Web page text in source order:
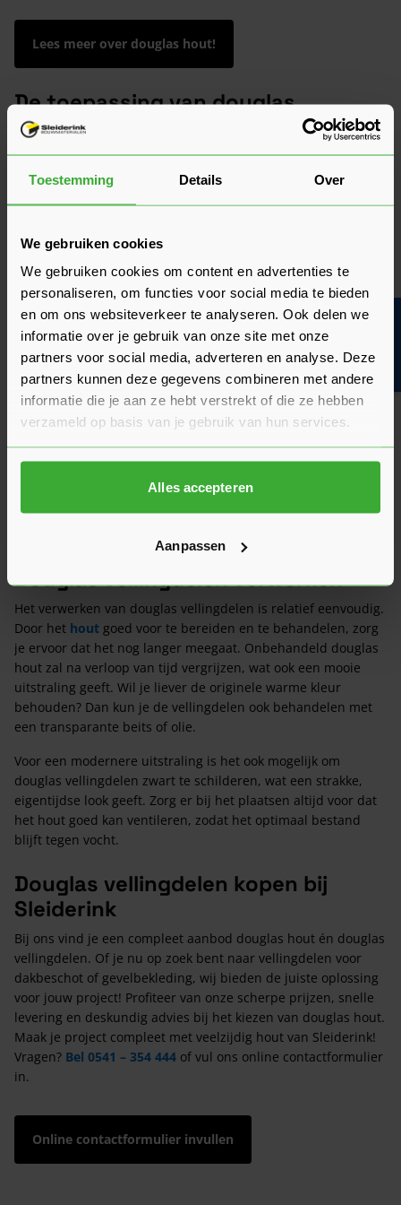
Toestemming Details Over
We gebruiken cookies
We gebruiken cookies om content en advertenties te
personaliseren, om functies voor social media te bieden
en om ons websiteverkeer te analyseren. Ook delen we
informatie over je gebruik van onze site met onze
partners voor social media, adverteren en analyse. Deze
partners kunnen deze gegevens combineren met andere
informatie die je aan ze hebt verstrekt of die ze hebben
verzameld op basis van je gebruik van hun services.
Alles accepteren
Aanpassen
Lees meer over douglas hout!
De toepassing van douglas
vellingdelen
Douglas vellingdelen kunnen op verschillende manieren
worden toegepast. Ze zijn ideaal voor
gevelbekleding, zowel
dakbeschotof als wandbekleding. De handige mes- en
groefverbinding zorgt ervoor dat je de
kunt monteren. Daarnaast zorgt het voor een strak resultaat,
ongeacht waar je ze plaatst. Of je nu een moderne of
klassieke uitstraling wenst, douglas vellingdelen passen in
iedere omgeving.
Douglas vellingdelen verwerken
Het verwerken van douglas vellingdelen is relatief eenvoudig.
Door het hout goed voor te bereiden en te behandelen, zorg
je ervoor dat het nog langer meegaat. Onbehandeld douglas
hout zal na verloop van tijd vergrijzen, wat ook een mooie
uitstraling geeft. Wil je liever de originele warme kleur
behouden? Dan kun je de vellingdelen ook behandelen met
een transparante beits of olie.
Voor een modernere uitstraling is het ook mogelijk om
douglas vellingdelen zwart te schilderen, wat een strakke,
eigentijdse look geeft. Zorg er bij het plaatsen altijd voor dat
het hout goed kan ventileren, zodat het optimaal bestand
blijft tegen vocht.
Douglas vellingdelen kopen bij
Sleiderink
Bij ons vind je een compleet aanbod douglas hout én douglas
vellingdelen. Of je nu op zoek bent naar vellingdelen voor
dakbeschot of gevelbekleding, wij bieden de juiste oplossing
voor jouw project! Profiteer van onze scherpe prijzen, snelle
levering en deskundig advies bij het kiezen van douglas hout.
Maak je project compleet met veelzijdig hout van Sleiderink!
Vragen? Bel 0541 – 354 444 of vul ons online contactformulier
in.
Online contactformulier invullen